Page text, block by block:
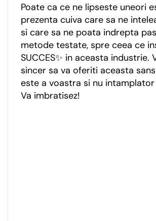
Poate ca ce ne lipseste uneori
prezenta cuiva care sa ne
si care sa ne poata indrepta
metode testate, spre ceea ce
SUCCES✨ in aceasta industrie.
sincer sa va oferiti aceasta
este a voastra si nu
Va imbratisez!